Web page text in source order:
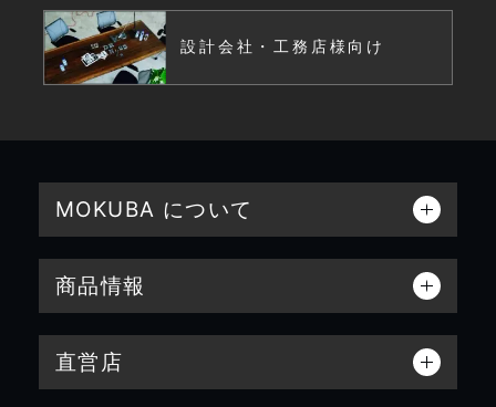
設計会社・工務店様向け
MOKUBA について
商品情報
直営店